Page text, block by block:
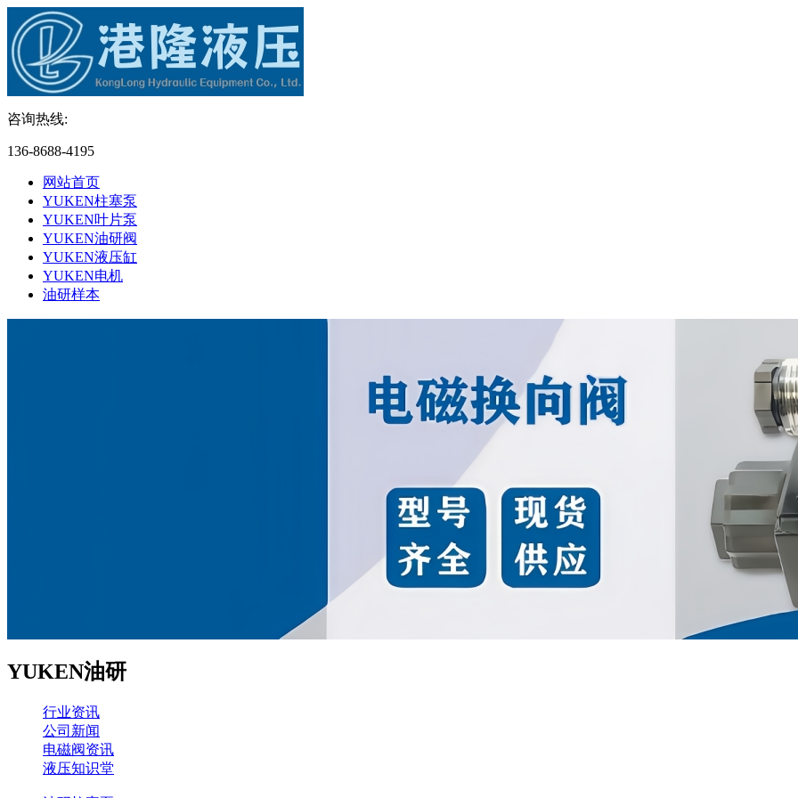
咨询热线:
136-8688-4195
网站首页
YUKEN柱塞泵
YUKEN叶片泵
YUKEN油研阀
YUKEN液压缸
YUKEN电机
油研样本
YUKEN油研
行业资讯
公司新闻
电磁阀资讯
液压知识堂